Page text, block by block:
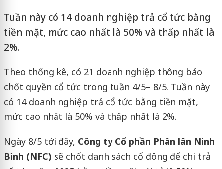
Tuần này có 14 doanh nghiệp trả cổ tức bằng
tiền mặt, mức cao nhất là 50% và thấp nhất là
2%.
Theo thống kê, có 21 doanh nghiệp thông báo
chốt quyền cổ tức trong tuần 4/5– 8/5. Tuần này
có 14 doanh nghiệp trả cổ tức bằng tiền mặt,
mức cao nhất là 50% và thấp nhất là 2%.
Ngày 8/5 tới đây, Công ty Cổ phần Phân lân Ninh
Bình (NFC) sẽ chốt danh sách cổ đông để chi trả